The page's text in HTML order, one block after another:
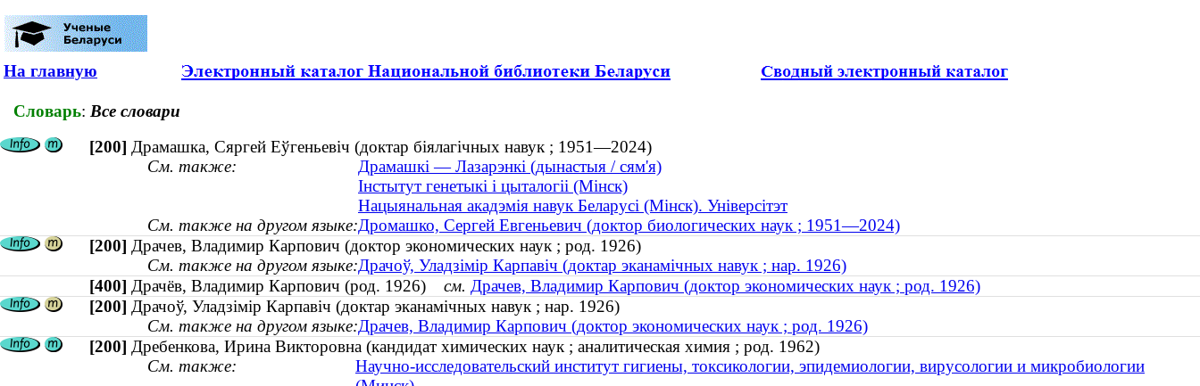
На главную
Словарь: Все словари
[200] Драмашка, Сяргей Еўгеньевіч (доктар біялагічных навук ; 1951—2024)
См. также:
Драмашкі — Лазарэнкі (дынастыя / сям'я)
Інстытут генетыкі і цыталогіі (Мінск)
Нацыянальная акадэмія навук Беларусі (Мінск). Універсітэт
См. также на другом языке:Дромашко, Сергей Евгеньевич (доктор биологических наук ; 1951—2024)
[200] Драчев, Владимир Карпович (доктор экономических наук ; род. 1926)
См. также на другом языке:Драчоў, Уладзімір Карпавіч (доктар эканамічных навук ; нар. 1926)
[400] Драчёв, Владимир Карпович (род. 1926) см. Драчев, Владимир Карпович (доктор экономических наук ; род. 1926)
[200] Драчоў, Уладзімір Карпавіч (доктар эканамічных навук ; нар. 1926)
См. также на другом языке:Драчев, Владимир Карпович (доктор экономических наук ; род. 1926)
[200] Дребенкова, Ирина Викторовна (кандидат химических наук ; аналитическая химия ; род. 1962)
См. также:
Научно-исследовательский институт гигиены, токсикологии, эпидемиологии, вирусологии и микробиологии